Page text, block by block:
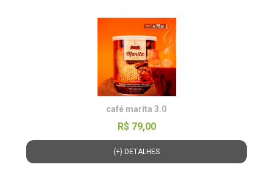
café marita 3.0
R$ 79,00
(+) DETALHES